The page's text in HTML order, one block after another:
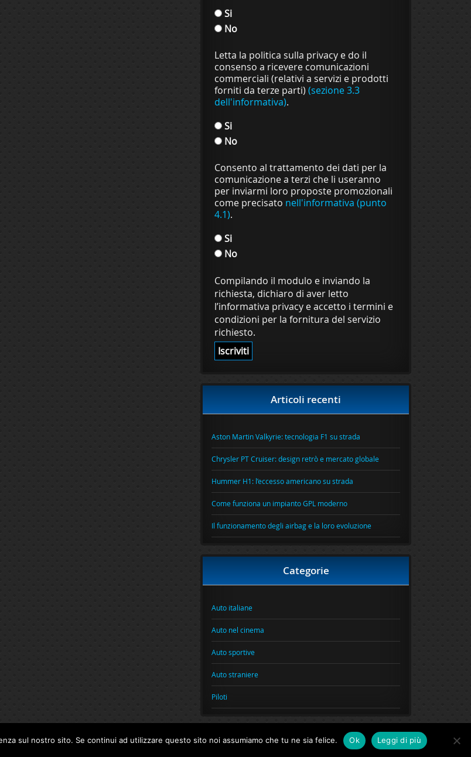
Si
No
Letta la politica sulla privacy e do il
consenso a ricevere comunicazioni
commerciali (relativi a servizi e prodotti
forniti da terze parti) (sezione 3.3
dell'informativa).
Si
No
Consento al trattamento dei dati per la
comunicazione a terzi che li useranno
per inviarmi loro proposte promozionali
come precisato nell'informativa (punto
4.1).
Si
No
Compilando il modulo e inviando la
richiesta, dichiaro di aver letto
l’informativa privacy e accetto i termini e
condizioni per la fornitura del servizio
richiesto.
Articoli recenti
Aston Martin Valkyrie: tecnologia F1 su strada
Chrysler PT Cruiser: design retrò e mercato globale
Hummer H1: l’eccesso americano su strada
Come funziona un impianto GPL moderno
Il funzionamento degli airbag e la loro evoluzione
Categorie
Auto italiane
Auto nel cinema
Auto sportive
Auto straniere
Piloti
sul nostro sito. Se continui ad utilizzare questo sito noi assumiamo che tu ne sia felice. Ok Leggi di più